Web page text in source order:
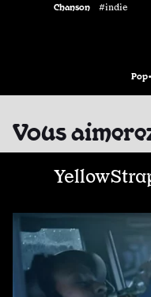
Chanson #indie
Vous